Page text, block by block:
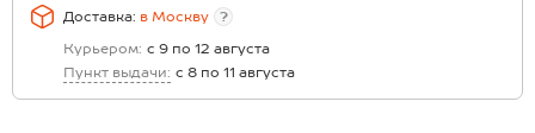
Доставка: в Москву
?
Курьером: с 9 по 12 августа
Пункт выдачи: с 8 по 11 августа